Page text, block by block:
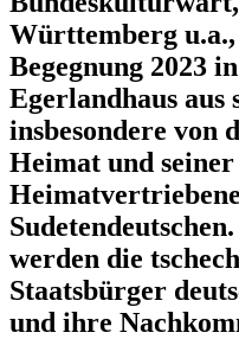
Württemberg
Begegnung 2023
Egerlandhaus aus
insbesondere von
Heimat und
werden die
Staatsbürger
und ihre